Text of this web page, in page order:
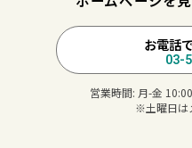
お電話
03-
営業時間: 月-金
※土曜日は